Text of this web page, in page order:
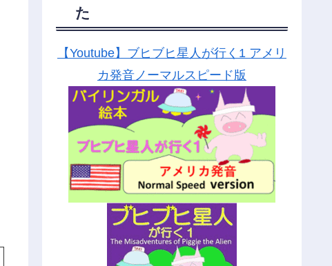
た
【Youtube】ブヒブヒ星人が行く1 アメリ
カ発音ノーマルスピード版